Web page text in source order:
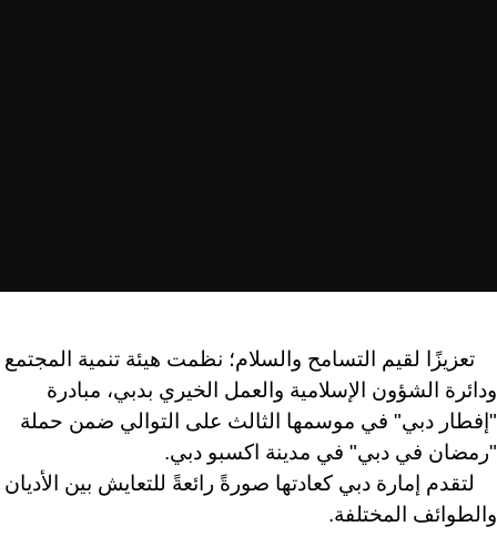
تعزيزًا لقيم التسامح والسلام؛ نظمت هيئة تنمية المجتمع
ودائرة الشؤون الإسلامية والعمل الخيري بدبي، مبادرة
"إفطار دبي" في موسمها الثالث على التوالي ضمن حملة
"رمضان في دبي" في مدينة اكسبو دبي.
لتقدم إمارة دبي كعادتها صورةً رائعةً للتعايش بين الأديان
والطوائف المختلفة.